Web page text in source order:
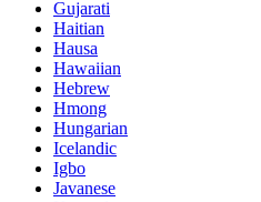
Gujarati
Haitian
Hausa
Hawaiian
Hebrew
Hmong
Hungarian
Icelandic
Igbo
Javanese